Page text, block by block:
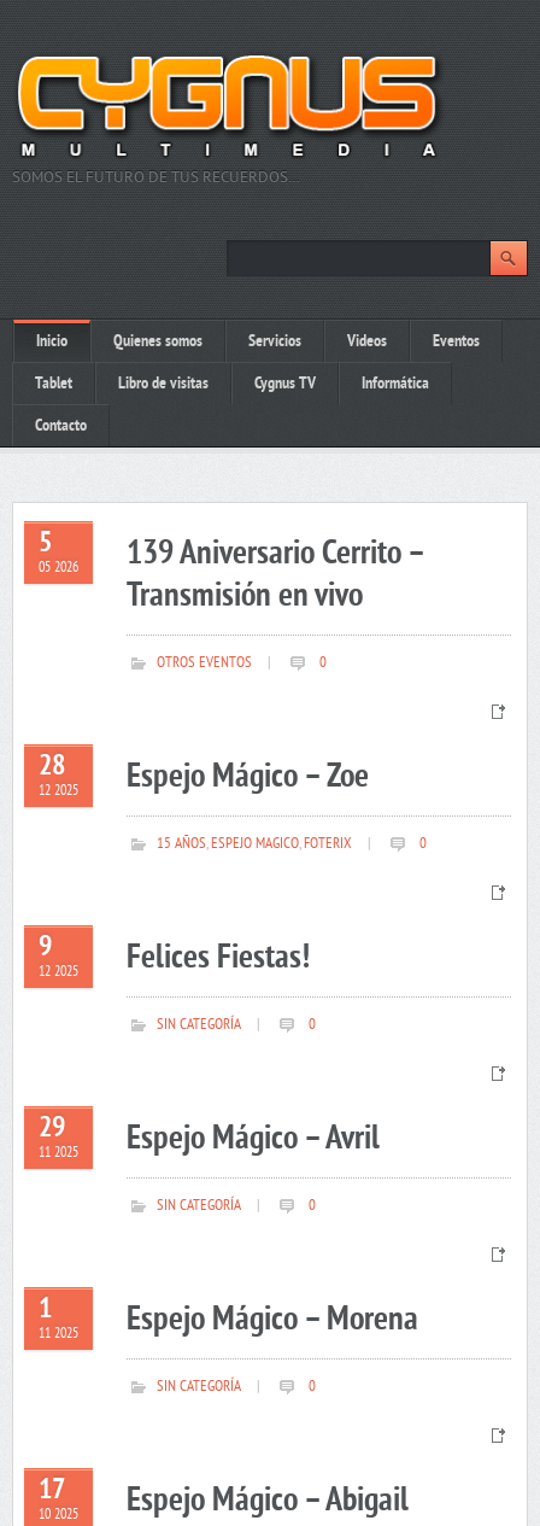
SOMOS EL FUTURO DE TUS RECUERDOS…
Inicio Quienes somos Servicios Videos Eventos
Tablet Libro de visitas Cygnus TV Informática
Contacto
5
05 2026
139 Aniversario Cerrito –
Transmisión en vivo
OTROS EVENTOS 0
28
12 2025 Espejo Mágico – Zoe
15 AÑOS,ESPEJO MAGICO,FOTERIX 0
9
12 2025 Felices Fiestas!
SIN CATEGORÍA 0
29
11 2025 Espejo Mágico – Avril
SIN CATEGORÍA 0
1
11 2025 Espejo Mágico – Morena
SIN CATEGORÍA 0
17
10 2025 Espejo Mágico – Abigail